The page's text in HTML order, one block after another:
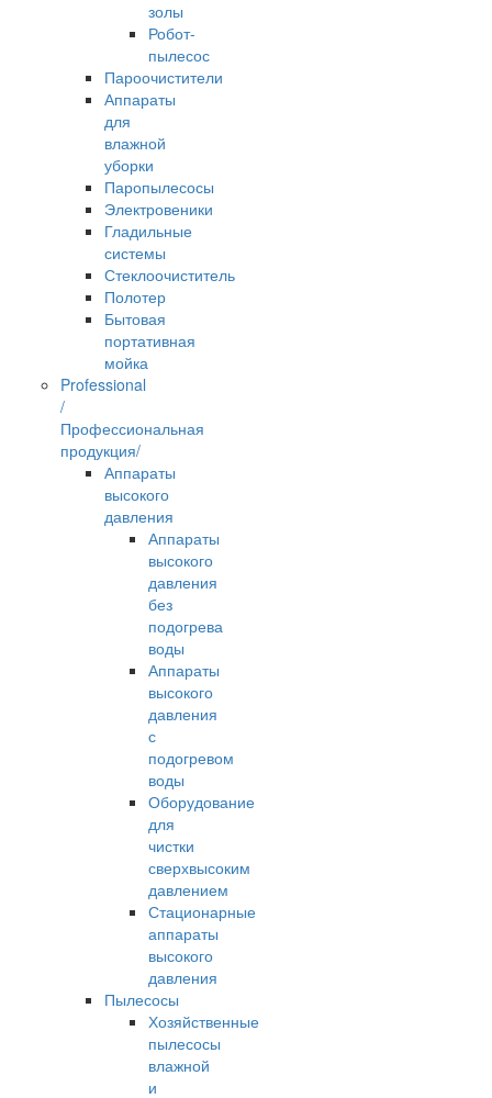
золы
Робот-
пылесос
Пароочистители
Аппараты
для
влажной
уборки
Паропылесосы
Электровеники
Гладильные
системы
Стеклоочиститель
Полотер
Бытовая
портативная
мойка
Professional
/
Профессиональная
продукция/
Аппараты
высокого
давления
Аппараты
высокого
давления
без
подогрева
воды
Аппараты
высокого
давления
с
подогревом
воды
Оборудование
для
чистки
сверхвысоким
давлением
Стационарные
аппараты
высокого
давления
Пылесосы
Хозяйственные
пылесосы
влажной
и